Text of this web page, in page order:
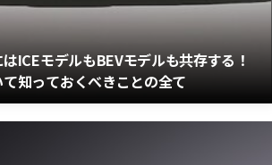
はICEモデルもBEVモデルも共存する！
知っておくべきことの全て